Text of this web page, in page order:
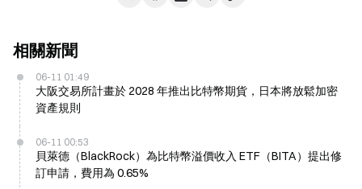
相關新聞
06-11 01:49
大阪交易所計畫於 2028 年推出比特幣期貨，日本將放鬆加密
資產規則
06-11 00:53
貝萊德（BlackRock）為比特幣溢價收入 ETF（BITA）提出修
訂申請，費用為 0.65%